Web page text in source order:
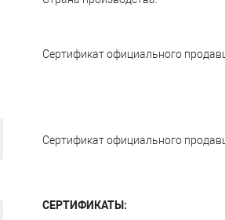
Сертификат официального
Сертификат официального
СЕРТИФИКАТЫ: